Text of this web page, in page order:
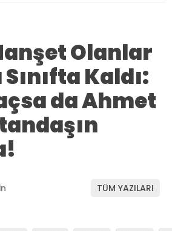
Olanlar
Kaldı:
da Ahmet
TÜM YAZILARI